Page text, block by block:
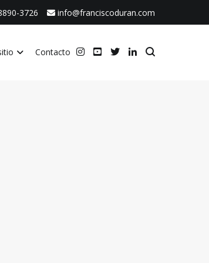
3726 info@franciscoduran.com
Contacto